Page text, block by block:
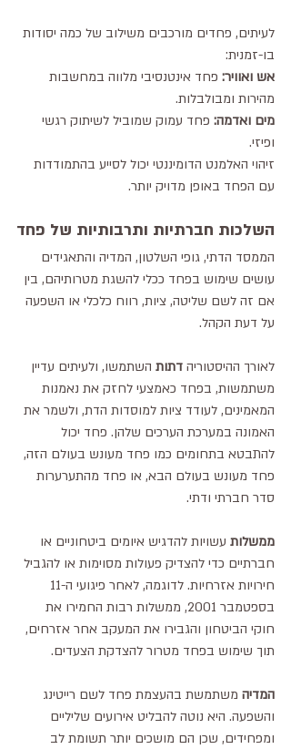
לעיתים, פחדים מורכבים משילוב של כמה יסודות
בו-זמנית:
אש ואוויר: פחד אינטנסיבי מלווה במחשבות
מהירות ומבולבלות.
מים ואדמה: פחד עמוק שמוביל לשיתוק רגשי
ופיזי.
זיהוי האלמנט הדומיננטי יכול לסייע בהתמודדות
עם הפחד באופן מדויק יותר.
השלכות חברתיות ותרבותיות של פחד
הממסד הדתי, גופי השלטון, המדיה והתאגידים
עושים שימוש בפחד ככלי להשגת מטרותיהם, בין
אם זה לשם שליטה, ציות, רווח כלכלי או השפעה
על דעת הקהל.
לאורך ההיסטוריה דתות השתמשו, ולעיתים עדיין
משתמשות, בפחד כאמצעי לחזק את נאמנות
המאמינים, לעודד ציות למוסדות הדת, ולשמר את
האמונה במערכת הערכים שלהן. פחד יכול
להתבטא בתחומים כמו פחד מעונש בעולם הזה,
פחד מעונש בעולם הבא, או פחד מהתערערות
סדר חברתי ודתי.
ממשלות עשויות להדגיש איומים ביטחוניים או
חברתיים כדי להצדיק פעולות מסוימות או להגביל
בספטמבר 2001, ממשלות רבות החמירו את
חוקי הביטחון והגבירו את המעקב אחר אזרחים,
תוך שימוש בפחד מטרור להצדקת הצעדים.
המדיה משתמשת בהעצמת פחד לשם רייטינג
והשפעה. היא נוטה להבליט אירועים שליליים
ומפחידים, שכן הם מושכים יותר תשומת לב